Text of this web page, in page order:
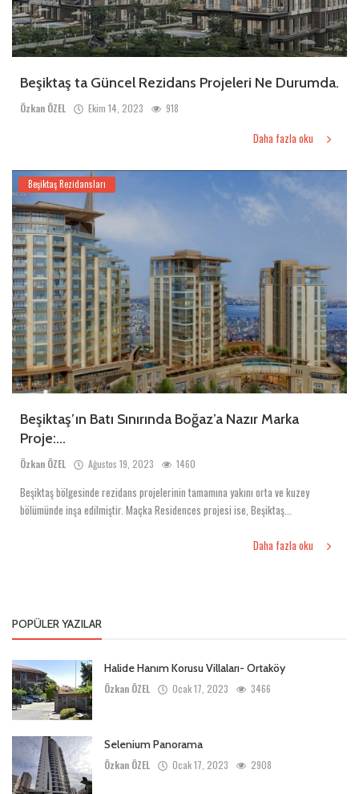
Beşiktaş ta Güncel Rezidans Projeleri Ne Durumda.
Özkan ÖZEL Ekim 14, 2023 918
Daha fazla oku
Beşiktaş Rezidansları
Beşiktaş’ın Batı Sınırında Boğaz’a Nazır Marka
Proje:...
Özkan ÖZEL Ağustos 19, 2023 1460
Beşiktaş bölgesinde rezidans projelerinin tamamına yakını orta ve kuzey
bölümünde inşa edilmiştir. Maçka Residences projesi ise, Beşiktaş...
Daha fazla oku
POPÜLER YAZILAR
Halide Hanım Korusu Villaları- Ortaköy
Özkan ÖZEL Ocak 17, 2023 3466
Selenium Panorama
Özkan ÖZEL Ocak 17, 2023 2908